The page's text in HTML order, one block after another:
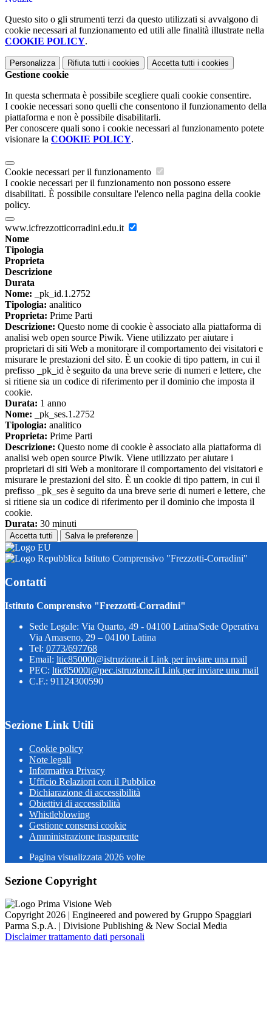
Questo sito o gli strumenti terzi da questo utilizzati si avvalgono di
cookie necessari al funzionamento ed utili alle finalità illustrate nella
COOKIE POLICY.
Personalizza Rifiuta tutti i cookies Accetta tutti i cookies
Gestione cookie
In questa schermata è possibile scegliere quali cookie consentire.
I cookie necessari sono quelli che consentono il funzionamento della
piattaforma e non è possibile disabilitarli.
Per conoscere quali sono i cookie necessari al funzionamento potete
visionare la COOKIE POLICY.
Cookie necessari per il funzionamento
I cookie necessari per il funzionamento non possono essere
disabilitati. È possibile consultare l'elenco nella pagina della cookie
policy.
www.icfrezzotticorradini.edu.it
Nome
Tipologia
Proprieta
Descrizione
Durata
Nome: _pk_id.1.2752
Tipologia: analitico
Proprieta: Prime Parti
Descrizione: Questo nome di cookie è associato alla piattaforma di
analisi web open source Piwik. Viene utilizzato per aiutare i
proprietari di siti Web a monitorare il comportamento dei visitatori e
misurare le prestazioni del sito. È un cookie di tipo pattern, in cui il
prefisso _pk_id è seguito da una breve serie di numeri e lettere, che
si ritiene sia un codice di riferimento per il dominio che imposta il
cookie.
Durata: 1 anno
Nome: _pk_ses.1.2752
Tipologia: analitico
Proprieta: Prime Parti
Descrizione: Questo nome di cookie è associato alla piattaforma di
analisi web open source Piwik. Viene utilizzato per aiutare i
proprietari di siti Web a monitorare il comportamento dei visitatori e
misurare le prestazioni del sito. È un cookie di tipo pattern, in cui il
prefisso _pk_ses è seguito da una breve serie di numeri e lettere, che
si ritiene sia un codice di riferimento per il dominio che imposta il
cookie.
Durata: 30 minuti
Accetta tutti Salva le preferenze
Istituto Comprensivo "Frezzotti-Corradini"
Contatti
Istituto Comprensivo "Frezzotti-Corradini"
Sede Legale: Via Quarto, 49 - 04100 Latina/Sede Operativa
Via Amaseno, 29 – 04100 Latina
Tel: 0773/697768
Email: ltic85000t@istruzione.it Link per inviare una mail
PEC: ltic85000t@pec.istruzione.it Link per inviare una mail
C.F.: 91124300590
Sezione Link Utili
Cookie policy
Note legali
Informativa Privacy
Ufficio Relazioni con il Pubblico
Dichiarazione di accessibilità
Obiettivi di accessibilità
Whistleblowing
Gestione consensi cookie
Amministrazione trasparente
Pagina visualizzata 2026 volte
Sezione Copyright
Copyright 2026 | Engineered and powered by Gruppo Spaggiari
Parma S.p.A. | Divisione Publishing & New Social Media
Disclaimer trattamento dati personali